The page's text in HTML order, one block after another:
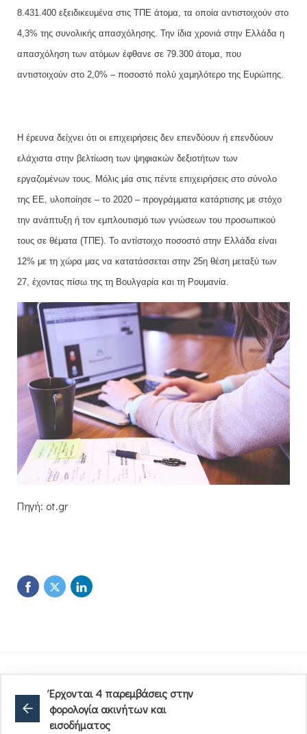
8.431.400 εξειδικευμένα στις ΤΠΕ άτομα, τα οποία αντιστοιχούν στο
4,3% της συνολικής απασχόλησης. Την ίδια χρονιά στην Ελλάδα η
απασχόληση των ατόμων έφθανε σε 79.300 άτομα, που
αντιστοιχούν στο 2,0% – ποσοστό πολύ χαμηλότερο της Ευρώπης.
Η έρευνα δείχνει ότι οι επιχειρήσεις δεν επενδύουν ή επενδύουν
ελάχιστα στην βελτίωση των ψηφιακών δεξιοτήτων των
εργαζομένων τους. Μόλις μία στις πέντε επιχειρήσεις στο σύνολο
της ΕΕ, υλοποίησε – το 2020 – προγράμματα κατάρτισης με στόχο
την ανάπτυξη ή τον εμπλουτισμό των γνώσεων του προσωπικού
τους σε θέματα (ΤΠΕ). Το αντίστοιχο ποσοστό στην Ελλάδα είναι
12% με τη χώρα μας να κατατάσσεται στην 25η θέση μεταξύ των
27, έχοντας πίσω της τη Βουλγαρία και τη Ρουμανία.
Πηγή: ot.gr
Έρχονται 4 παρεμβάσεις στην
φορολογία ακινήτων και
εισοδήματος